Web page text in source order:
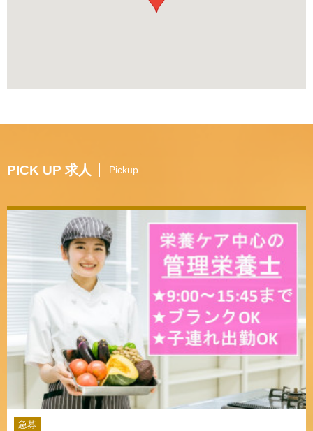
PICK UP 求人 Pickup
急募